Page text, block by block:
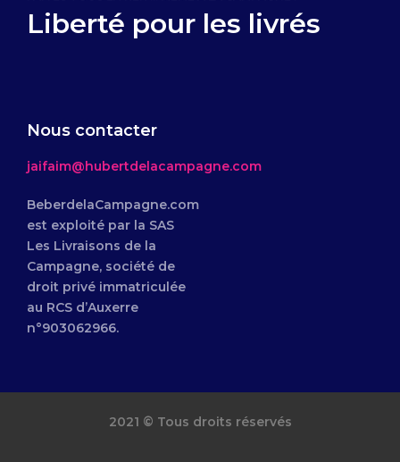
Liberté pour les livrés
Nous contacter
jaifaim@hubertdelacampagne.com
BeberdelaCampagne.com
est exploité par la SAS
Les Livraisons de la
Campagne, société de
droit privé immatriculée
au RCS d’Auxerre
n°903062966.
2021 © Tous droits réservés